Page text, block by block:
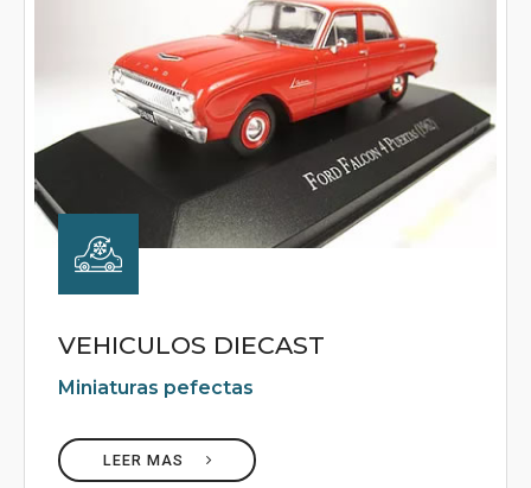
VEHICULOS DIECAST
Miniaturas pefectas
LEER MAS